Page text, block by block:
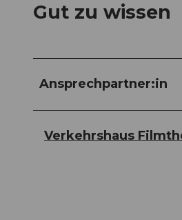
Gut zu wissen
Ansprechpartner:in
Verkehrshaus